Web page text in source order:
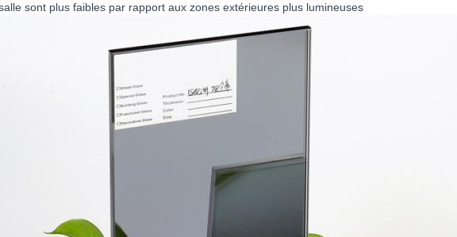
sont plus faibles par rapport aux zones extérieures plus lumineuses